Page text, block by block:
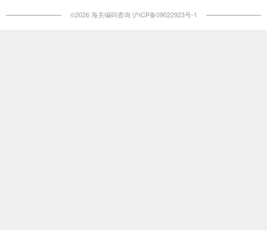
©2026 海关编码查询 沪ICP备09022923号-1